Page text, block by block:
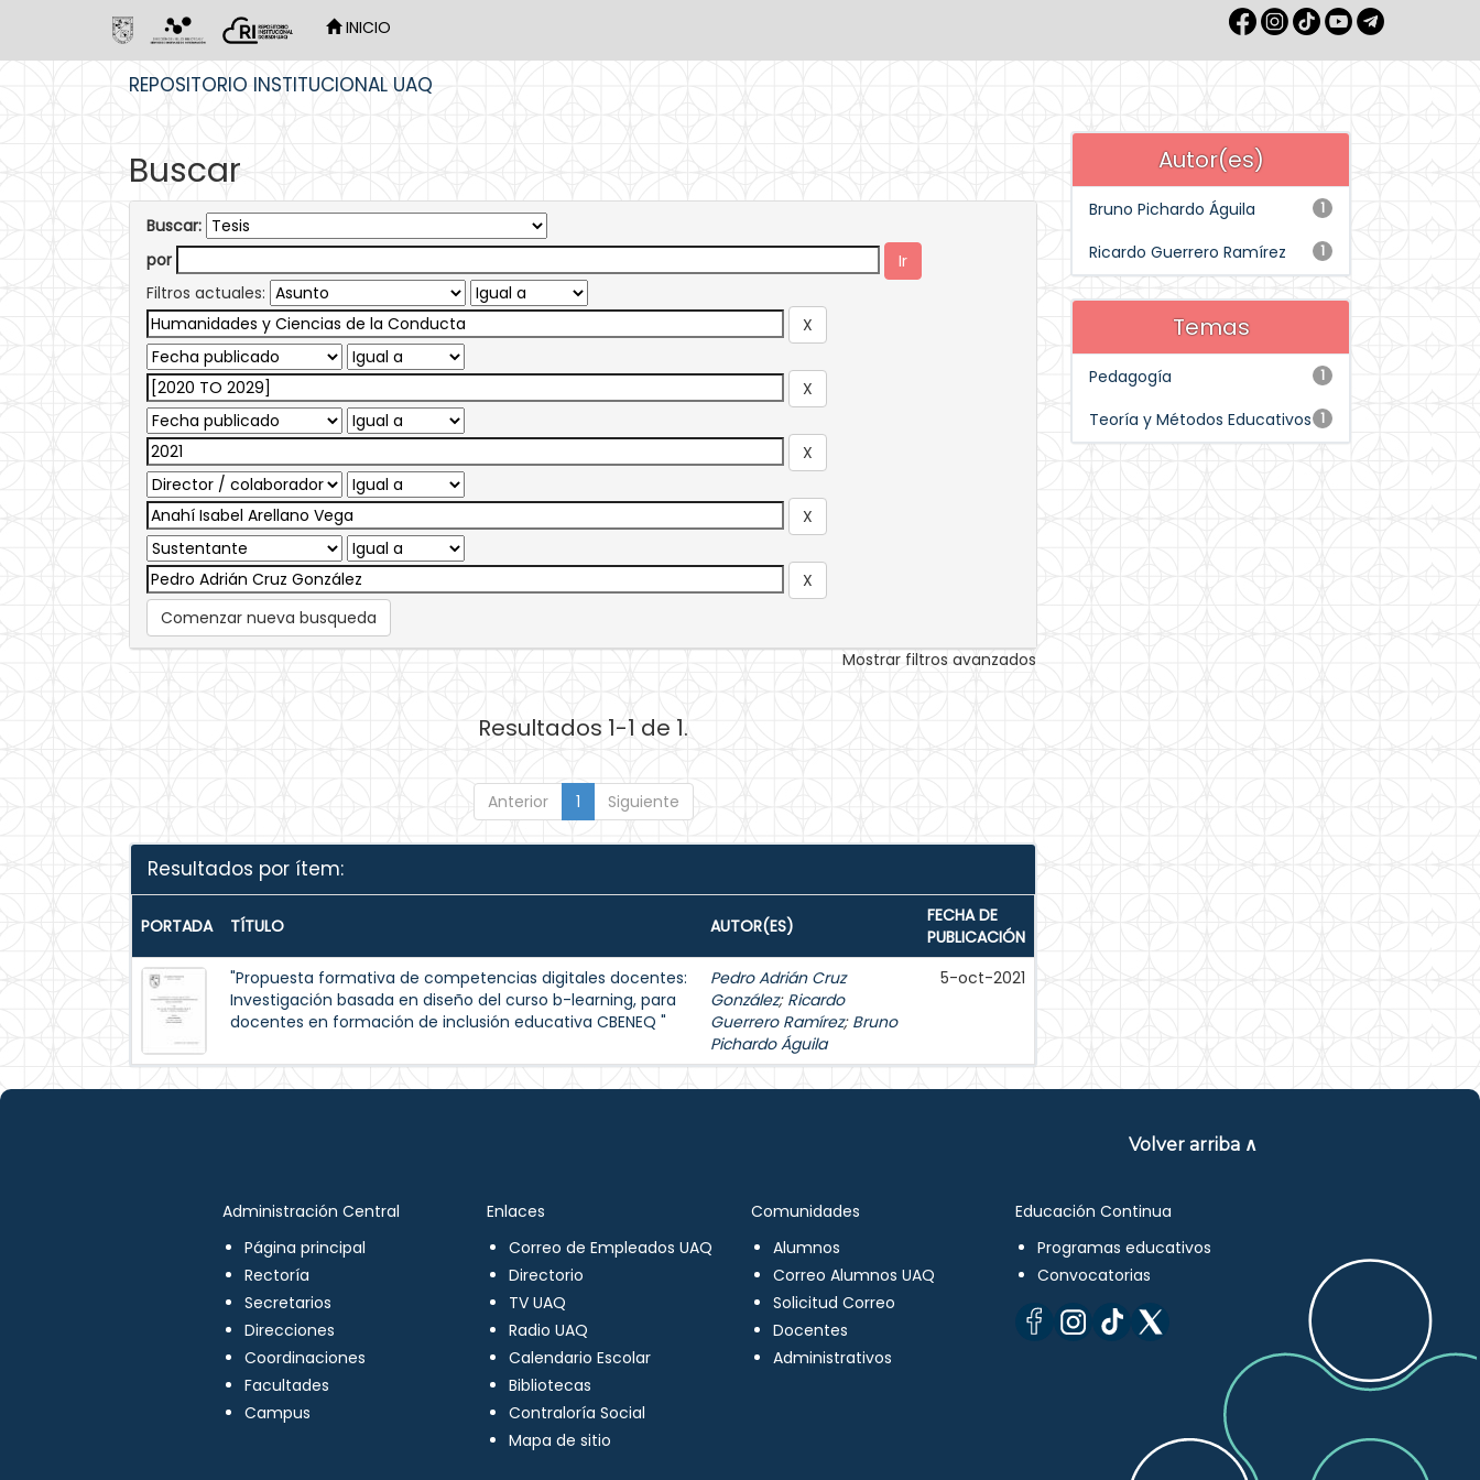
INICIO
REPOSITORIO INSTITUCIONAL UAQ
Buscar
Buscar:
por
Filtros actuales:
Comenzar nueva busqueda
Mostrar filtros avanzados
Resultados 1-1 de 1.
Anterior 1 Siguiente
Resultados por ítem:
PORTADA TÍTULO AUTOR(ES)
FECHA DE
PUBLICACIÓN
"Propuesta formativa de competencias digitales docentes:
Investigación basada en diseño del curso b-learning, para
docentes en formación de inclusión educativa CBENEQ "
Pedro Adrián Cruz
González; Ricardo
Guerrero Ramírez; Bruno
Pichardo Águila
5-oct-2021
Autor(es)
1
Bruno Pichardo Águila
1
Ricardo Guerrero Ramírez
Temas
1
Pedagogía
1
Teoría y Métodos Educativos
Volver arriba ∧
Administración Central
Página principal
Rectoría
Secretarios
Direcciones
Coordinaciones
Facultades
Campus
Enlaces
Correo de Empleados UAQ
Directorio
TV UAQ
Radio UAQ
Calendario Escolar
Bibliotecas
Contraloría Social
Mapa de sitio
Comunidades
Alumnos
Correo Alumnos UAQ
Solicitud Correo
Docentes
Administrativos
Educación Continua
Programas educativos
Convocatorias